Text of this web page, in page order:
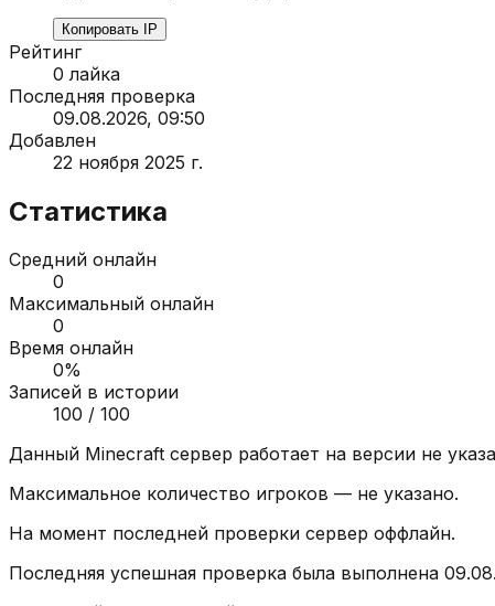
Копировать IP
Рейтинг
0 лайка
Последняя проверка
09.08.2026, 09:50
Добавлен
22 ноября 2025 г.
Статистика
Средний онлайн
0
Максимальный онлайн
0
Время онлайн
0%
Записей в истории
100 / 100
Данный Minecraft сервер работает на версии не
Максимальное количество игроков — не указано.
На момент последней проверки сервер оффлайн.
Последняя успешная проверка была выполнена